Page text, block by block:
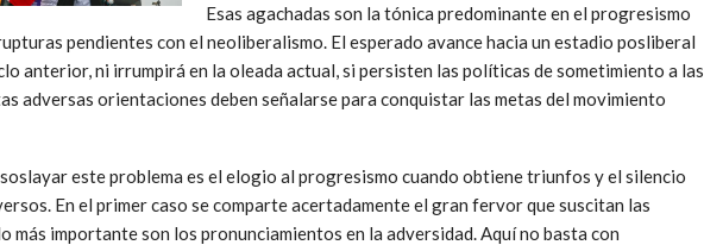
Esas agachadas son la tónica predominante en el progresismo
pendientes con el neoliberalismo. El esperado avance hacia un estadio posliberal
anterior, ni irrumpirá en la oleada actual, si persisten las políticas de sometimiento a las
adversas orientaciones deben señalarse para conquistar las metas del movimiento
este problema es el elogio al progresismo cuando obtiene triunfos y el silencio
En el primer caso se comparte acertadamente el gran fervor que suscitan las
más importante son los pronunciamientos en la adversidad. Aquí no basta con